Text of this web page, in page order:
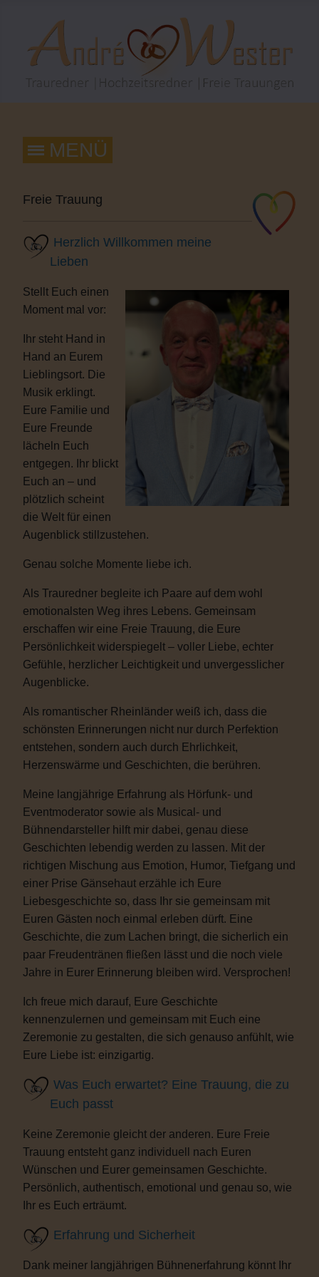
Freie Trauung
Herzlich Willkommen meine
Lieben
Stellt Euch einen
Moment mal vor:
Ihr steht Hand in
Hand an Eurem
Lieblingsort. Die
Musik erklingt.
Eure Familie und
Eure Freunde
lächeln Euch
entgegen. Ihr blickt
Euch an – und
plötzlich scheint
die Welt für einen
Augenblick stillzustehen.
Genau solche Momente liebe ich.
Als Trauredner begleite ich Paare auf dem wohl
emotionalsten Weg ihres Lebens. Gemeinsam
erschaffen wir eine Freie Trauung, die Eure
Persönlichkeit widerspiegelt – voller Liebe, echter
Gefühle, herzlicher Leichtigkeit und unvergesslicher
Augenblicke.
Als romantischer Rheinländer weiß ich, dass die
schönsten Erinnerungen nicht nur durch Perfektion
entstehen, sondern auch durch Ehrlichkeit,
Herzenswärme und Geschichten, die berühren.
Meine langjährige Erfahrung als Hörfunk- und
Eventmoderator sowie als Musical- und
Bühnendarsteller hilft mir dabei, genau diese
Geschichten lebendig werden zu lassen. Mit der
richtigen Mischung aus Emotion, Humor, Tiefgang und
einer Prise Gänsehaut erzähle ich Eure
Liebesgeschichte so, dass Ihr sie gemeinsam mit
Euren Gästen noch einmal erleben dürft. Eine
Geschichte, die zum Lachen bringt, die sicherlich ein
paar Freudentränen fließen lässt und die noch viele
Jahre in Eurer Erinnerung bleiben wird. Versprochen!
Ich freue mich darauf, Eure Geschichte
kennenzulernen und gemeinsam mit Euch eine
Zeremonie zu gestalten, die sich genauso anfühlt, wie
Eure Liebe ist: einzigartig.
Was Euch erwartet? Eine Trauung, die zu
Euch passt
Keine Zeremonie gleicht der anderen. Eure Freie
Trauung entsteht ganz individuell nach Euren
Wünschen und Eurer gemeinsamen Geschichte.
Persönlich, authentisch, emotional und genau so, wie
Ihr es Euch erträumt.
Erfahrung und Sicherheit
Dank meiner langjährigen Bühnenerfahrung könnt Ihr